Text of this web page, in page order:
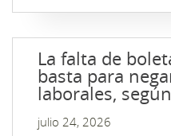
La falta de
basta para
laborales,
julio 24, 2026